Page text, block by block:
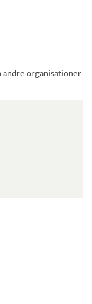
organisationer